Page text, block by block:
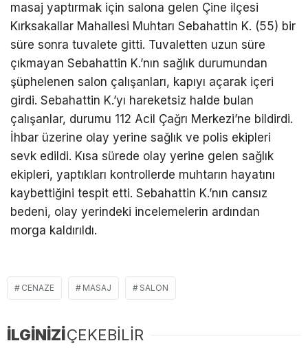
masaj yaptırmak için salona gelen Çine ilçesi
Kırksakallar Mahallesi Muhtarı Sebahattin K. (55) bir
süre sonra tuvalete gitti. Tuvaletten uzun süre
çıkmayan Sebahattin K.’nın sağlık durumundan
şüphelenen salon çalışanları, kapıyı açarak içeri
girdi. Sebahattin K.’yı hareketsiz halde bulan
çalışanlar, durumu 112 Acil Çağrı Merkezi’ne bildirdi.
İhbar üzerine olay yerine sağlık ve polis ekipleri
sevk edildi. Kısa sürede olay yerine gelen sağlık
ekipleri, yaptıkları kontrollerde muhtarın hayatını
kaybettiğini tespit etti. Sebahattin K.’nın cansız
bedeni, olay yerindeki incelemelerin ardından
morga kaldırıldı.
CENAZE MASAJ SALON
İLGİNİZİÇEKEBİLİR